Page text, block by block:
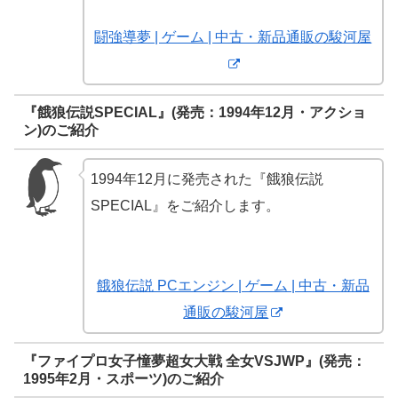
闘強導夢 | ゲーム | 中古・新品通販の駿河屋
『餓狼伝説SPECIAL』(発売：1994年12月・アクショ
ン)のご紹介
1994年12月に発売された『餓狼伝説
SPECIAL』をご紹介します。
餓狼伝説 PCエンジン | ゲーム | 中古・新品
通販の駿河屋
『ファイプロ女子憧夢超女大戦 全女VSJWP』(発売：
1995年2月・スポーツ)のご紹介